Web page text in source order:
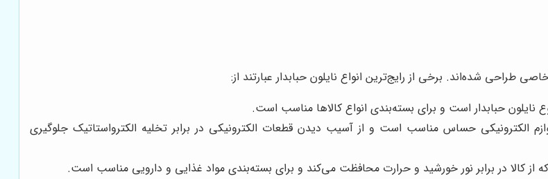
طراحی شده‌اند. برخی از رایج‌ترین انواع نایلون حبابدار عبارتند از:
نایلون حبابدار است و برای بسته‌بندی انواع کالاها مناسب است.
الکترونیکی حساس مناسب است و از آسیب دیدن قطعات الکترونیکی در برابر تخلیه الکترواستاتیک جلوگیری
که از کالا در برابر نور خورشید و حرارت محافظت می‌کند و برای بسته‌بندی مواد غذایی و دارویی مناسب است.